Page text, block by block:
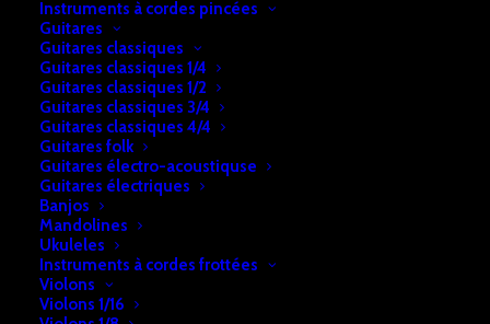
Instruments à cordes pincées
Guitares
Guitares classiques
Guitares classiques 1/4
Guitares classiques 1/2
Guitares classiques 3/4
Guitares classiques 4/4
Guitares folk
Guitares électro-acoustiquse
Guitares électriques
Banjos
Mandolines
Ukuleles
Instruments à cordes frottées
Violons
Violons 1/16
€459,00
En stock
quantité
de
Piano
numérique
Casio
CDP-
Ajouter au panier
UGS:
b2a74e28f7cf213
Catégorie: